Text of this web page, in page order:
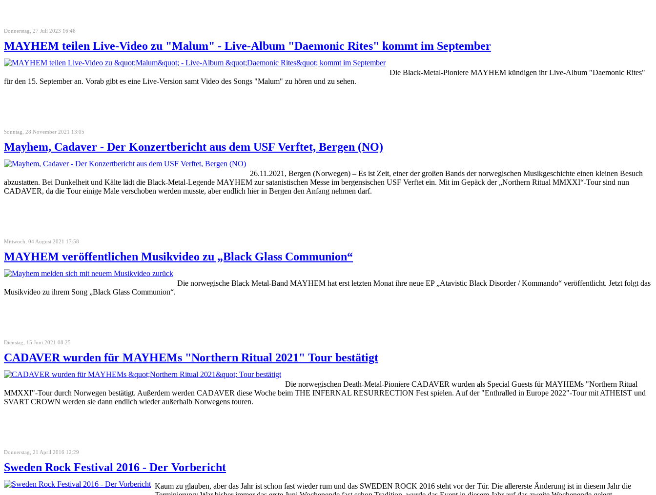
Donnerstag, 27 Juli 2023 16:46
MAYHEM teilen Live-Video zu "Malum" - Live-Album "Daemonic Rites" kommt im September
Die Black-Metal-Pioniere MAYHEM kündigen ihr Live-Album "Daemonic Rites"
für den 15. September an. Vorab gibt es eine Live-Version samt Video des Songs "Malum" zu hören und zu sehen.
Sonntag, 28 November 2021 13:05
Mayhem, Cadaver - Der Konzertbericht aus dem USF Verftet, Bergen (NO)
26.11.2021, Bergen (Norwegen) – Es ist Zeit, einer der großen Bands der norwegischen Musikgeschichte einen kleinen Besuch
abzustatten. Bei Dunkelheit und Kälte lädt die Black-Metal-Legende MAYHEM zur satanistischen Messe im bergensischen USF Verftet ein. Mit im Gepäck der „Northern Ritual MMXXI“-Tour sind nun
CADAVER, da die Tour einige Male verschoben werden musste, aber endlich hier in Bergen den Anfang nehmen darf.
Mittwoch, 04 August 2021 17:58
MAYHEM veröffentlichen Musikvideo zu „Black Glass Communion“
Die norwegische Black Metal-Band MAYHEM hat erst letzten Monat ihre neue EP „Atavistic Black Disorder / Kommando“ veröffentlicht. Jetzt folgt das
Musikvideo zu ihrem Song „Black Glass Communion“.
Dienstag, 15 Juni 2021 08:25
CADAVER wurden für MAYHEMs "Northern Ritual 2021" Tour bestätigt
Die norwegischen Death-Metal-Pioniere CADAVER wurden als Special Guests für MAYHEMs "Northern Ritual
MMXXI"-Tour durch Norwegen bestätigt. Außerdem werden CADAVER diese Woche beim THE INFERNAL RESURRECTION Fest spielen. Auf der "Enthralled in Europe 2022"-Tour mit ATHEIST und
SVART CROWN werden sie dann endlich wieder außerhalb Norwegens touren.
Donnerstag, 21 April 2016 12:29
Sweden Rock Festival 2016 - Der Vorbericht
Kaum zu glauben, aber das Jahr ist schon fast wieder rum und das SWEDEN ROCK 2016 steht vor der Tür. Die allererste Änderung ist in diesem Jahr die